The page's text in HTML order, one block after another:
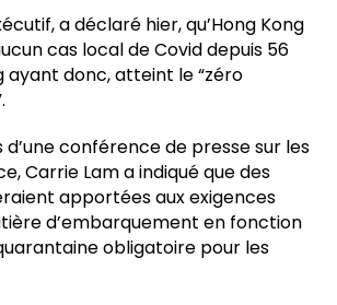
a déclaré hier, qu’Hong Kong
cas local de Covid depuis 56
ayant donc, atteint le “zéro
d’une conférence de presse sur les
Carrie Lam a indiqué que des
apportées aux exigences
d’embarquement en fonction
obligatoire pour les